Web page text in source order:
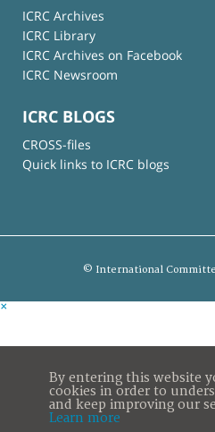
ICRC Archives
ICRC Library
ICRC Archives on Facebook
ICRC Newsroom
ICRC BLOGS
CROSS-files
Quick links to ICRC blogs
© International
×
By entering this website
cookies in order to
and keep improving our
Learn more